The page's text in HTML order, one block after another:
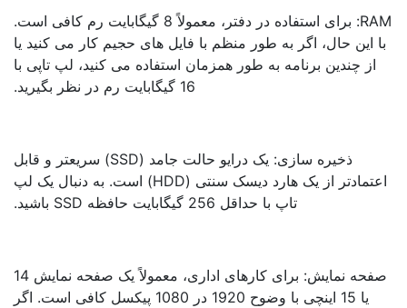
RAM: برای استفاده در دفتر، معمولاً 8 گیگابایت رم کافی است.
این حال، اگر به طور منظم با فایل های حجیم کار می کنید یا
از چندین برنامه به طور همزمان استفاده می کنید، لپ تاپی با
ذخیره سازی: یک درایو حالت جامد (SSD) سریعتر و قابل
اعتمادتر از یک هارد دیسک سنتی (HDD) است. به دنبال یک لپ
تاپ با حداقل 256 گیگابایت حافظه SSD باشید.
صفحه نمایش: برای کارهای اداری، معمولاً یک صفحه نمایش 14
یا 15 اینچی با وضوح 1920 در 1080 پیکسل کافی است. اگر